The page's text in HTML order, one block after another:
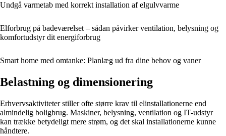
Undgå varmetab med korrekt installation af elgulvvarme
Elforbrug på badeværelset – sådan påvirker ventilation, belysning og
komfortudstyr dit energiforbrug
Smart home med omtanke: Planlæg ud fra dine behov og vaner
Belastning og dimensionering
Erhvervsaktiviteter stiller ofte større krav til elinstallationerne end
almindelig boligbrug. Maskiner, belysning, ventilation og IT-udstyr
kan trække betydeligt mere strøm, og det skal installationerne kunne
håndtere.